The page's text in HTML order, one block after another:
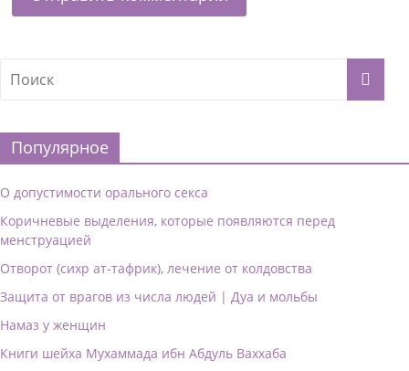
Популярное
О допустимости орального секса
Коричневые выделения, которые появляются перед
менструацией
Отворот (сихр ат-тафрик), лечение от колдовства
Защита от врагов из числа людей | Дуа и мольбы
Намаз у женщин
Книги шейха Мухаммада ибн Абдуль Ваххаба